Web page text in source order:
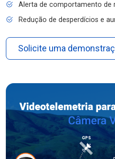
Alerta de comportamento de
Redução de desperdícios e
Solicite uma